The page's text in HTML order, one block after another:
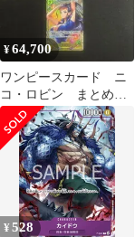
¥64,700
ワンピースカード ニ
コ・ロビン まとめ売
り 引退品 SP SR パ
ラレル
¥528